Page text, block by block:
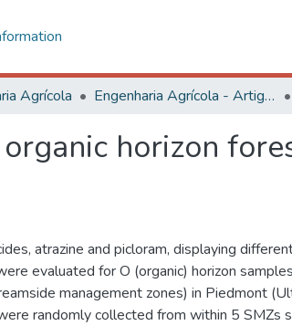
Agrícola Engenharia Agrícola - Artigos
horizon
atrazine and picloram, displaying
evaluated for O (organic) horizon samples
management zones) in Piedmont
randomly collected from within 5 SMZs